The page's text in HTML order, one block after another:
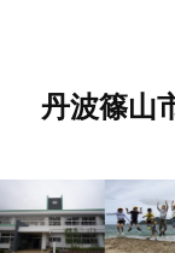
へ
移
移
動
丹波篠山